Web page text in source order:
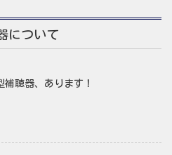
について
補聴器、あります！